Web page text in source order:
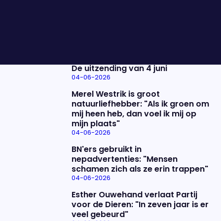
De uitzending van 4 juni
04-06-2026
Merel Westrik is groot
natuurliefhebber: "Als ik groen om
mij heen heb, dan voel ik mij op
mijn plaats"
04-06-2026
BN'ers gebruikt in
nepadvertenties: "Mensen
schamen zich als ze erin trappen"
04-06-2026
Esther Ouwehand verlaat Partij
voor de Dieren: "In zeven jaar is er
veel gebeurd"